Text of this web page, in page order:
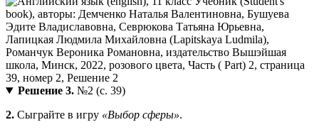
Решение 3.№2 (с. 39)
2. Сыграйте в игру «Выбор сферы».